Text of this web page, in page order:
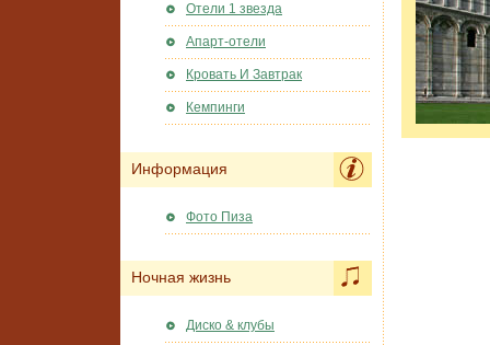
Отели 1 звезда
Апарт-отели
Кровать И Завтрак
Кемпинги
Информация
Фото Пиза
Ночная жизнь
Диско & клубы